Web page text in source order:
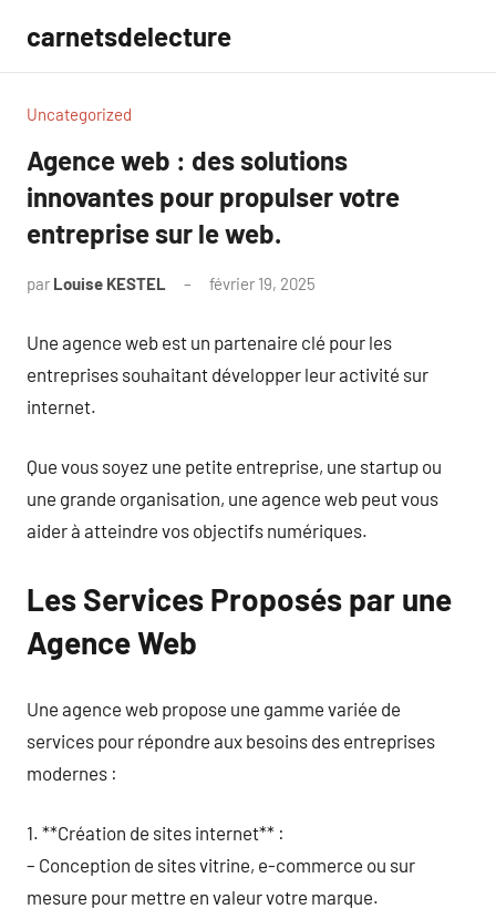
contenu
carnetsdelecture
Uncategorized
Agence web : des solutions
innovantes pour propulser votre
entreprise sur le web.
par Louise KESTEL février 19, 2025
Une agence web est un partenaire clé pour les
entreprises souhaitant développer leur activité sur
internet.
Que vous soyez une petite entreprise, une startup ou
une grande organisation, une agence web peut vous
aider à atteindre vos objectifs numériques.
Les Services Proposés par une
Agence Web
Une agence web propose une gamme variée de
services pour répondre aux besoins des entreprises
modernes :
1. **Création de sites internet** :
– Conception de sites vitrine, e-commerce ou sur
mesure pour mettre en valeur votre marque.